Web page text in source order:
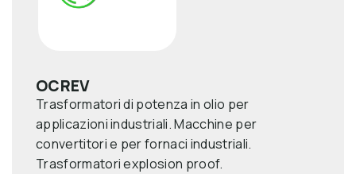
OCREV
Trasformatori di potenza in olio per
applicazioni industriali. Macchine per
convertitori e per fornaci industriali.
Trasformatori explosion proof.